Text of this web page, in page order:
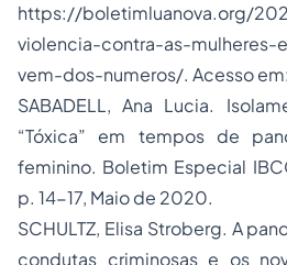
https://boletimluanova.org/
violencia-contra-as-
vem-dos-numeros/. Acesso
SABADELL, Ana Lucia.
“Tóxica” em tempos de
feminino. Boletim Especial
p. 14-17, Maio de 2020.
SCHULTZ, Elisa Stroberg. A
condutas criminosas e os